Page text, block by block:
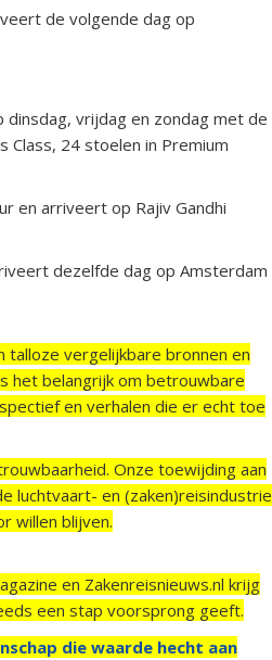
de volgende dag op
vrijdag en zondag met de
Class, 24 stoelen in Premium
en arriveert op Rajiv Gandhi
dezelfde dag op Amsterdam
talloze vergelijkbare bronnen en
het belangrijk om betrouwbare
en verhalen die er echt toe
Onze toewijding aan
luchtvaart- en (zaken)reisindustrie
willen blijven.
en Zakenreisnieuws.nl krijg
een stap voorsprong geeft.
die waarde hecht aan